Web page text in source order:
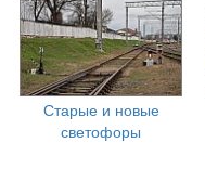
Старые и новые
светофоры